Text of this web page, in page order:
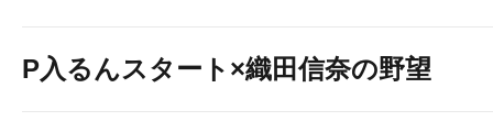
P入るんスタート×織田信奈の野望